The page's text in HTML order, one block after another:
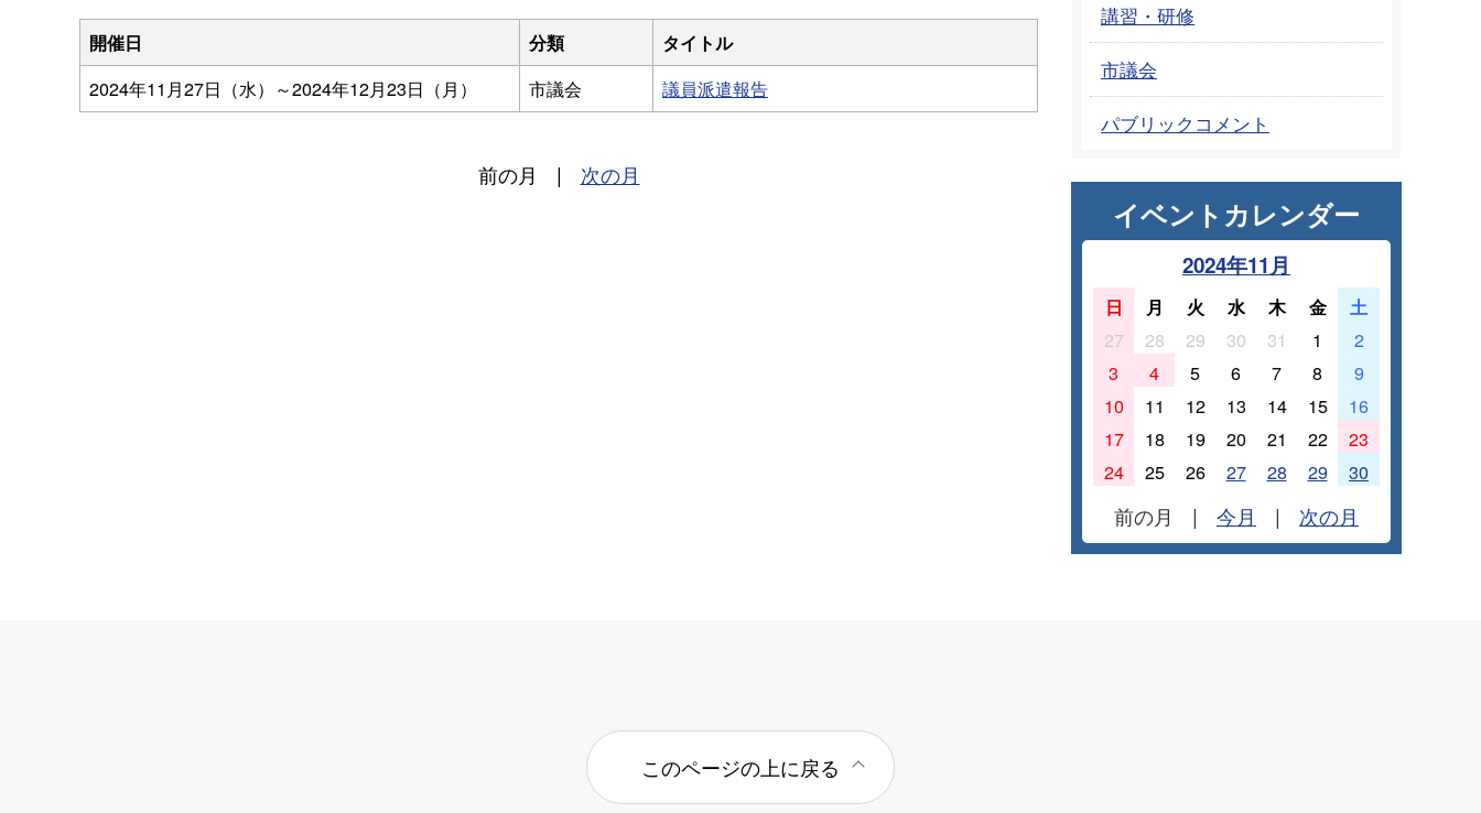
開催日 分類 タイトル
2024年11月27日（水） ～2024年12月23日（月） 市議会 議員派遣報告
前の月 | 次の月
講習・研修
市議会
パブリックコメント
イベントカレンダー
2024年11月
日 月 火 水 木 金 土
27 28 29 30 31 1
2
3
4 5 6 7 8
9
10
11 12 13 14 15
16
17
18 19 20 21 22
23
24
25 26 27 28 29 30
前の月 | 今月 | 次の月
このページの上に戻る